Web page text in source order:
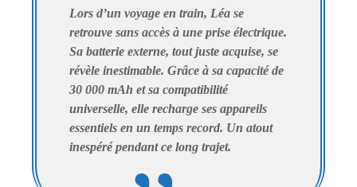
Lors d’un voyage en train, Léa se
retrouve sans accès à une prise électrique.
Sa batterie externe, tout juste acquise, se
révèle inestimable. Grâce à sa capacité de
30 000 mAh et sa compatibilité
universelle, elle recharge ses appareils
essentiels en un temps record. Un atout
inespéré pendant ce long trajet.